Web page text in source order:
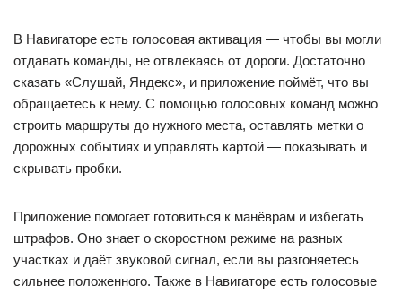
В Навигаторе есть голосовая активация — чтобы вы могли
отдавать команды, не отвлекаясь от дороги. Достаточно
сказать «Слушай, Яндекс», и приложение поймёт, что вы
обращаетесь к нему. С помощью голосовых команд можно
строить маршруты до нужного места, оставлять метки о
дорожных событиях и управлять картой — показывать и
скрывать пробки.
Приложение помогает готовиться к манёврам и избегать
штрафов. Оно знает о скоростном режиме на разных
участках и даёт звуковой сигнал, если вы разгоняетесь
сильнее положенного. Также в Навигаторе есть голосовые